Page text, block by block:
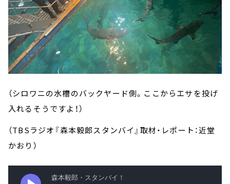
（シロワニの水槽のバックヤード側。ここからエサを投げ
入れるそうですよ！）
（TBSラジオ『森本毅郎スタンバイ』取材・レポート：近堂
かおり）